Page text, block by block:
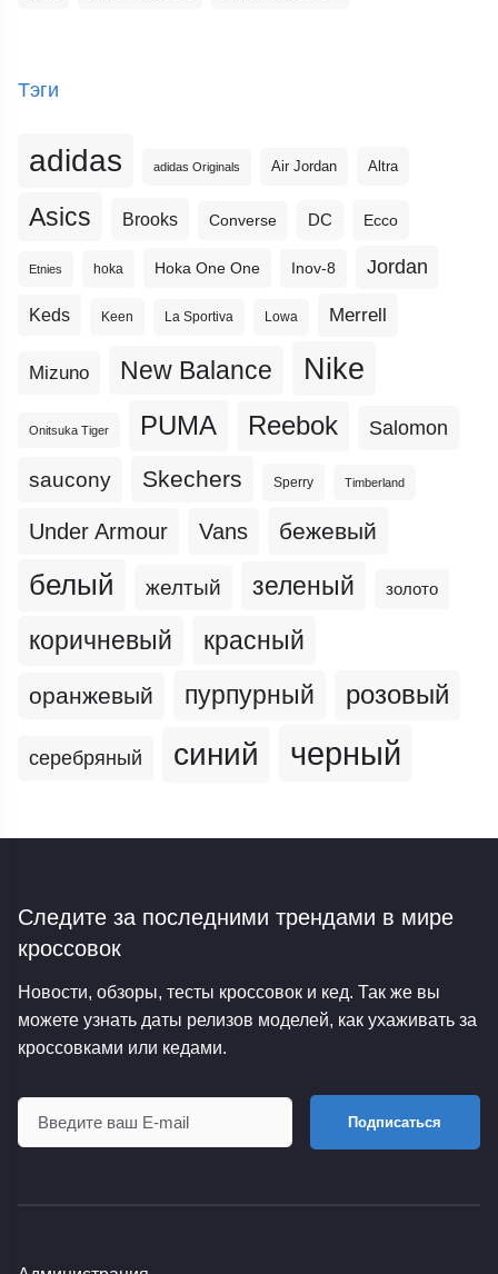
Тэги
adidas adidas Originals Air Jordan Altra
Asics Brooks Converse DC Ecco
Etnies hoka Hoka One One Inov-8 Jordan
Keds Keen La Sportiva Lowa Merrell
Mizuno New Balance Nike
Onitsuka Tiger PUMA Reebok Salomon
saucony Skechers Sperry Timberland
Under Armour Vans бежевый
белый желтый зеленый золото
коричневый красный
оранжевый пурпурный розовый
серебряный синий черный
Следите за последними трендами в мире
кроссовок
Новости, обзоры, тесты кроссовок и кед. Так же вы
можете узнать даты релизов моделей, как ухаживать за
кроссовками или кедами.
Подписаться